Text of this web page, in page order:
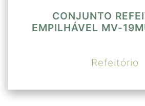
estrutura através de seis
4.5x16. Altura: 450mm.
CONJUNTO
EMPILHÁVEL MV-
Refeitório